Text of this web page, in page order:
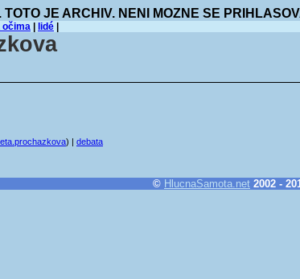
JE ARCHIV. NENI MOZNE SE
očima lidé
) | debata
© HlucnaSamota.net 2002 -